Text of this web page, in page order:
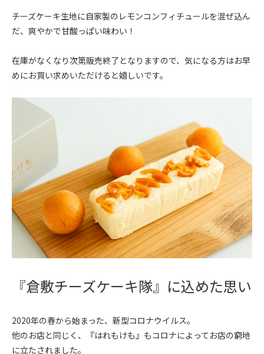
チーズケーキ生地に自家製のレモンコンフィチュールを混ぜ込ん
だ、爽やかで甘酸っぱい味わい！
在庫がなくなり次第販売終了となりますので、気になる方はお早
めにお買い求めいただけると嬉しいです。
『倉敷チーズケーキ隊』に込めた思い
2020年の春から始まった、新型コロナウイルス。
他のお店と同じく、『はれもけも』もコロナによってお店の窮地
に立たされました。